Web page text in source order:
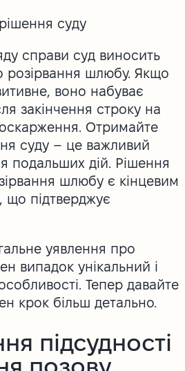
суду
справи суд виносить
розірвання шлюбу. Якщо
воно набуває
закінчення строку на
Отримайте
суду – це важливий
подальших дій. Рішення
шлюбу є кінцевим
що підтверджує
уявлення про
випадок унікальний і
Тепер давайте
крок більш детально.
підсудності
позову